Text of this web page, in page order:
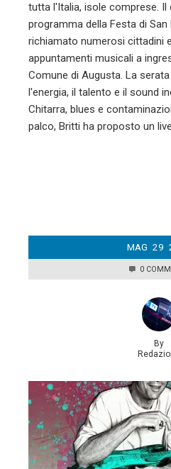
tutta l'Italia, isole comprese. Il
programma della Festa di
richiamato numerosi cittadini
appuntamenti musicali a
Comune di Augusta. La
l'energia, il talento e il sound
Chitarra, blues e
palco, Britti ha proposto un
MAG 29
0
By